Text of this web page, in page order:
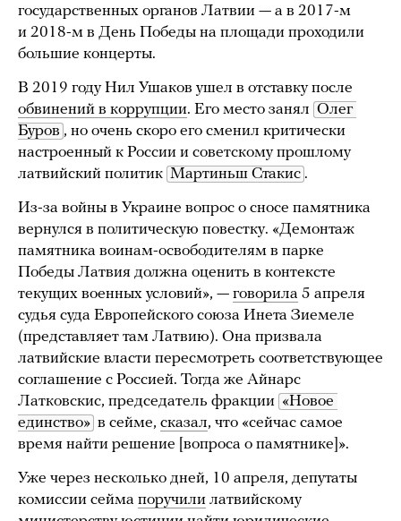
государственных органов Латвии — а в 2017-м
и 2018-м в День Победы на площади проходили
большие концерты.
В 2019 году Нил Ушаков ушел в отставку после
обвинений в коррупции. Его место занял Олег
Буров , но очень скоро его сменил критически
настроенный к России и советскому прошлому
латвийский политик Мартиньш Стакис .
Из-за войны в Украине вопрос о сносе памятника
вернулся в политическую повестку. «Демонтаж
памятника воинам-освободителям в парке
Победы Латвия должна оценить в контексте
текущих военных условий», — говорила 5 апреля
судья суда Европейского союза Инета Зиемеле
(представляет там Латвию). Она призвала
латвийские власти пересмотреть соответствующее
соглашение с Россией. Тогда же Айнарс
Латковскис, председатель фракции «Новое
единство» в сейме, сказал, что «сейчас самое
время найти решение [вопроса о памятнике]».
Уже через несколько дней, 10 апреля, депутаты
комиссии сейма поручили латвийскому